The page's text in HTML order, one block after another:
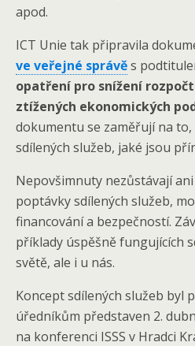
apod.
ICT Unie tak připravila
ve veřejné správěs
opatření pro snížení
ztížených ekonomických
dokumentu se zaměřují na
sdílených služeb, jaké jsou
Nepovšimnuty nezůstávají
poptávky sdílených služeb,
financování a bezpečností.
příklady úspěšně fungujících
světě, ale i u nás.
Koncept sdílených služeb byl
úředníkům představen 2.
na konferenci ISSS v Hradci